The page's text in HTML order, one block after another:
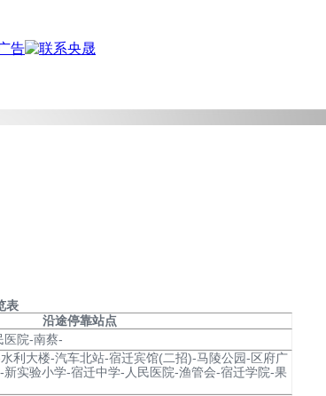
表
沿途停靠站点
医院-南蔡-
利大楼-汽车北站-宿迁宾馆(二招)-马陵公园-区府广
实验小学-宿迁中学-人民医院-渔管会-宿迁学院-果